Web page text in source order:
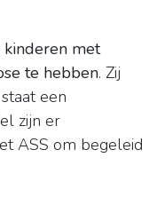
met
te hebben. Zij
een
zijn er
ASS om begeleid